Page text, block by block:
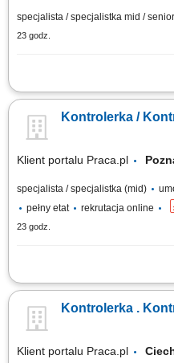
specjalista / specjalistka mid / senior
23 godz.
Opis stanowiska Kontrola
zgromadzoną dokumentacją, a
analiz, zestawień oraz prezentacji,
Kontrolerka /
Klient portalu Praca.pl
specjalista / specjalistka (mid)
pełny etat
rekrutacja online
23 godz.
Monitorowanie i rozliczanie
zaawansowania prac w stosunku
Identyfikowanie zagrożeń
Kontrolerka .
Klient portalu Praca.pl